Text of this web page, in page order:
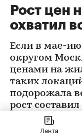
Рост цен
охватил
Если в мае-
округом
ценами на
таких
подорожала
рост
Лента